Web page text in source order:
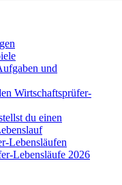
und
Wirtschaftsprüfer-
du einen
Lebensläufen
Lebensläufe 2026